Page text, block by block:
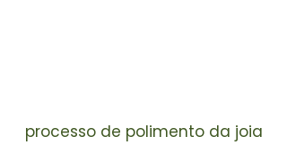
processo de polimento da joia